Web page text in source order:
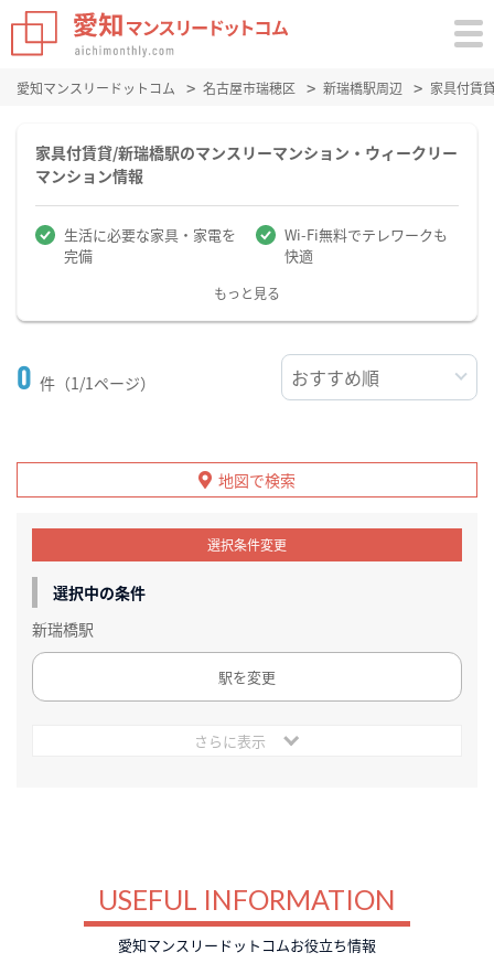
愛知マンスリードットコム 名古屋市瑞穂区 新瑞橋駅周辺 家具付賃
家具付賃貸/新瑞橋駅のマンスリーマンション・ウィークリー
マンション情報
生活に必要な家具・家電を
完備
Wi-Fi無料でテレワークも
快適
もっと見る
0 件（1/1ページ）
地図で検索
選択条件変更
選択中の条件
新瑞橋駅
駅を変更
さらに表示
USEFUL INFORMATION
愛知マンスリードットコムお役立ち情報